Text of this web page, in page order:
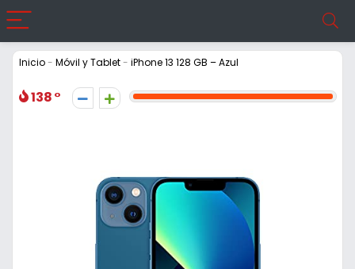
Inicio- Móvil y Tablet- iPhone 13 128 GB – Azul
138